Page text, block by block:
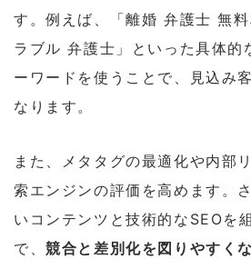
す。例えば、「離婚 弁護士 無
ラブル 弁護士」といった具体的
ーワードを使うことで、見込み
なります。
また、メタタグの最適化や内部
索エンジンの評価を高めます。
いコンテンツと技術的なSEOを
で、競合と差別化を図りやすく